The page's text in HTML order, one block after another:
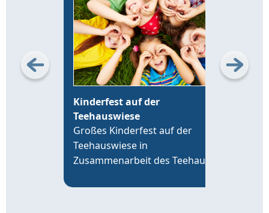
Kinderfest auf der
Teehauswiese
Großes Kinderfest auf der
Teehauswiese in
Zusammenarbeit des Teehaus
der VR-Bank Altenburger Land,